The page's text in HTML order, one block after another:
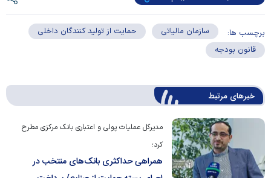
برچسب ها: سازمان مالیاتی
حمایت از تولید کنندگان داخلی
قانون بودجه
خبرهای مرتبط
مدیرکل عملیات پولی و اعتباری بانک مرکزی مطرح
کرد؛
همراهی حداکثری بانک‌های منتخب در